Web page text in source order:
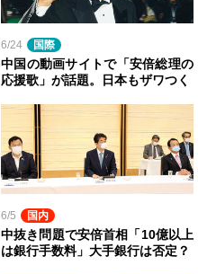
6/24 国際
中国の動画サイトで「安倍総理の
応援歌」が話題。日本もザワつく
6/5 国内
中抜き問題で安倍首相「10億以上
は銀行手数料」大手銀行は否定？